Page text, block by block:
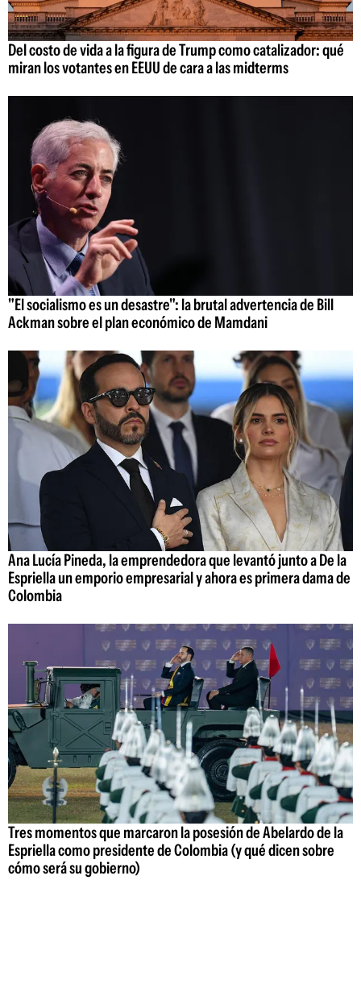
Del costo de vida a la figura de Trump como catalizador: qué
miran los votantes en EEUU de cara a las midterms
"El socialismo es un desastre": la brutal advertencia de Bill
Ackman sobre el plan económico de Mamdani
Ana Lucía Pineda, la emprendedora que levantó junto a De la
Espriella un emporio empresarial y ahora es primera dama de
Colombia
Tres momentos que marcaron la posesión de Abelardo de la
Espriella como presidente de Colombia (y qué dicen sobre
cómo será su gobierno)